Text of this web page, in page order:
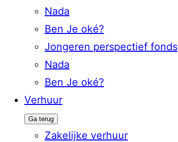
Nada
Ben Je oké?
Jongeren perspectief fonds
Nada
Ben Je oké?
Verhuur
Ga terug
Zakelijke verhuur